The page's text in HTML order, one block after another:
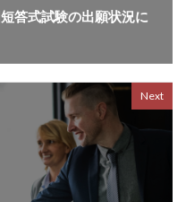
答式試験の出願状況に
Next